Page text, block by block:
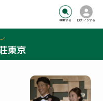
検索する ログインする
東京